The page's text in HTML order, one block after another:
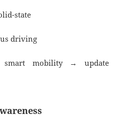
state
driving
smart mobility → update